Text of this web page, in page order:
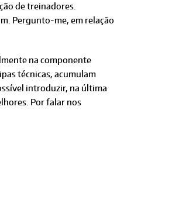
de treinadores.
Pergunto-me, em relação
na componente
técnicas, acumulam
introduzir, na última
Por falar nos